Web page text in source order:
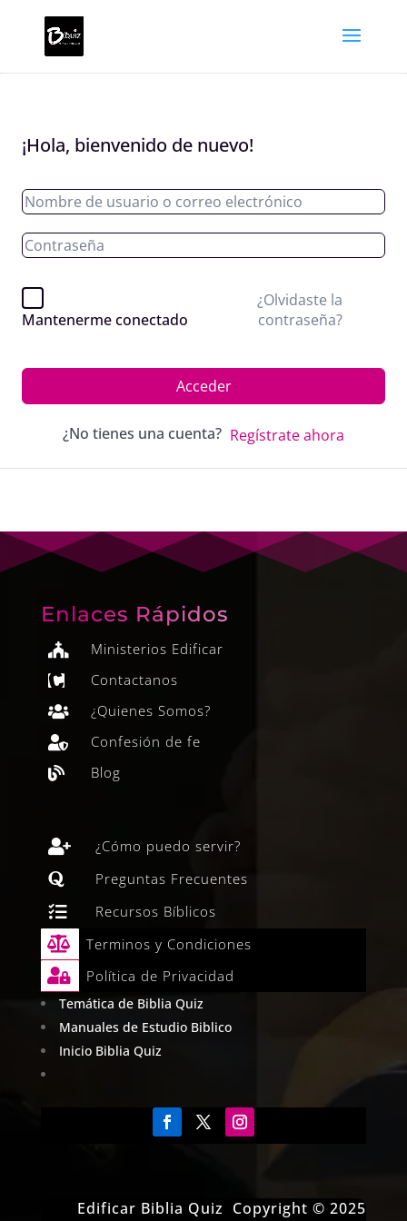
¡Hola, bienvenido de nuevo!
Mantenerme conectado
¿Olvidaste la
contraseña?
Acceder
¿No tienes una cuenta? Regístrate ahora
Enlaces Rápidos
 Ministerios Edificar
 Contactanos
 ¿Quienes Somos?
 Confesión de fe
 Blog
 ¿Cómo puedo servir?
 Preguntas Frecuentes
 Recursos Bíblicos
 Terminos y Condiciones
 Política de Privacidad
Temática de Biblia Quiz
Manuales de Estudio Biblico
Inicio Biblia Quiz
Edificar Biblia Quiz Copyright © 2025